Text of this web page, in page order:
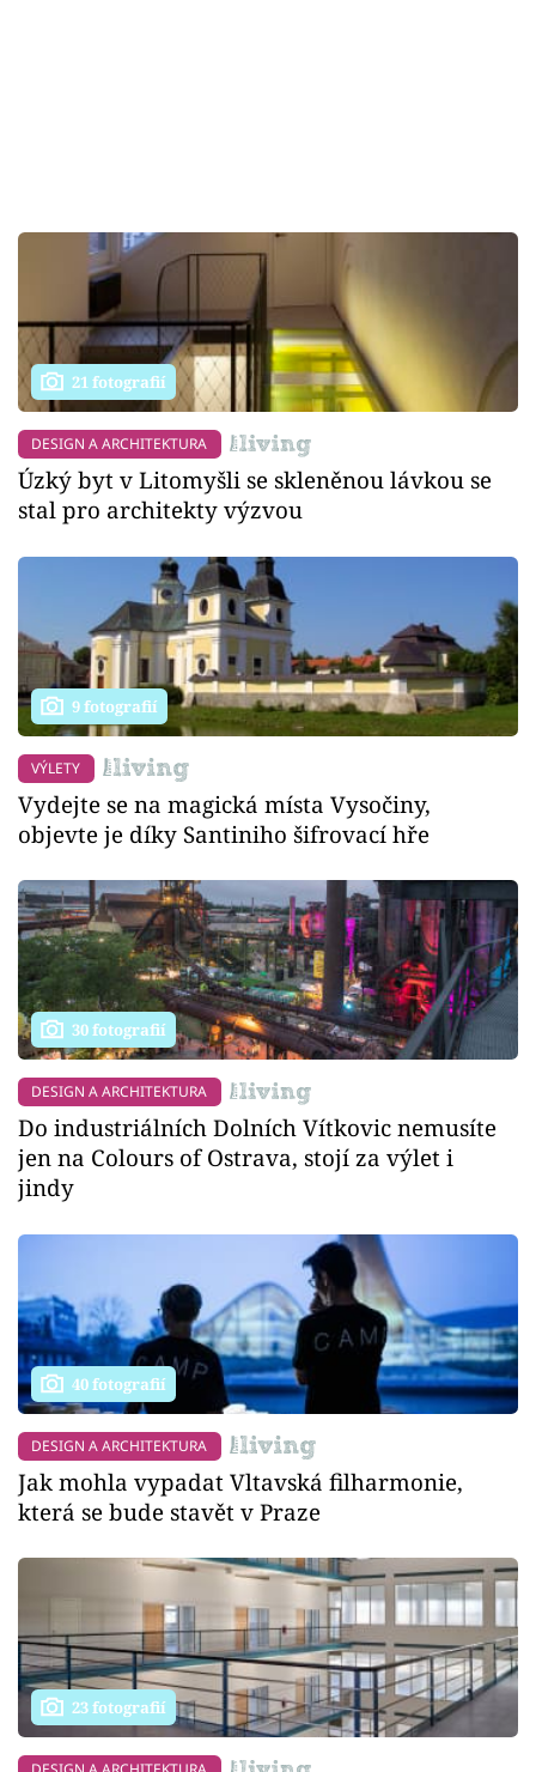
21 fotografií
DESIGN A ARCHITEKTURA
Úzký byt v Litomyšli se skleněnou lávkou se
stal pro architekty výzvou
9 fotografií
VÝLETY
Vydejte se na magická místa Vysočiny,
objevte je díky Santiniho šifrovací hře
30 fotografií
DESIGN A ARCHITEKTURA
Do industriálních Dolních Vítkovic nemusíte
jen na Colours of Ostrava, stojí za výlet i
jindy
40 fotografií
DESIGN A ARCHITEKTURA
Jak mohla vypadat Vltavská filharmonie,
která se bude stavět v Praze
23 fotografií